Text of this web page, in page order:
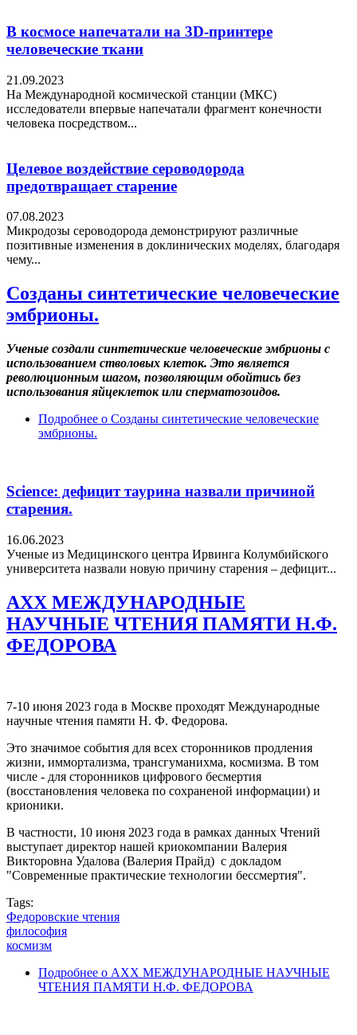
В космосе напечатали на 3D-принтере
человеческие ткани
21.09.2023
На Международной космической станции (МКС)
исследователи впервые напечатали фрагмент конечности
человека посредством...
Целевое воздействие сероводорода
предотвращает старение
07.08.2023
Микродозы сероводорода демонстрируют различные
позитивные изменения в доклинических моделях, благодаря
чему...
Созданы синтетические человеческие
эмбрионы.
Ученые создали синтетические человеческие эмбрионы с
использованием стволовых клеток. Это является
революционным шагом, позволяющим обойтись без
использования яйцеклеток или сперматозоидов.
Подробнее о Созданы синтетические человеческие
эмбрионы.
Science: дефицит таурина назвали причиной
старения.
16.06.2023
Ученые из Медицинского центра Ирвинга Колумбийского
университета назвали новую причину старения – дефицит...
AXX МЕЖДУНАРОДНЫЕ
НАУЧНЫЕ ЧТЕНИЯ ПАМЯТИ Н.Ф.
ФЕДОРОВА
7-10 июня 2023 года в Москве проходят Международные
научные чтения памяти Н. Ф. Федорова.
Это значимое события для всех сторонников продления
жизни, иммортализма, трансгуманихма, космизма. В том
числе - для сторонников цифрового бесмертия
(восстановления человека по сохраненой информации) и
крионики.
В частности, 10 июня 2023 года в рамках данных Чтений
выступает директор нашей криокомпании Валерия
Викторовна Удалова (Валерия Прайд) с докладом
"Современные практические технологии бессмертия".
Tags:
Федоровские чтения
философия
космизм
Подробнее о AXX МЕЖДУНАРОДНЫЕ НАУЧНЫЕ
ЧТЕНИЯ ПАМЯТИ Н.Ф. ФЕДОРОВА